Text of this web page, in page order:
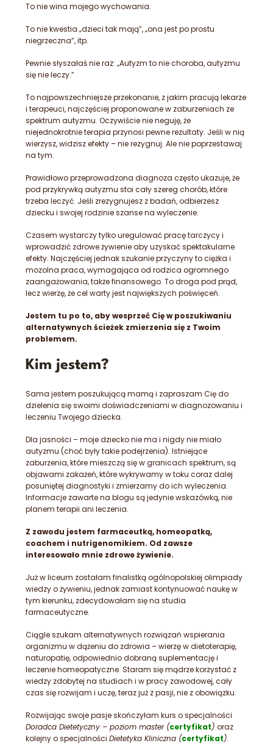
To nie wina mojego wychowania.
To nie kwestia „dzieci tak mają”, „ona jest po prostu
niegrzeczna”, itp.
Pewnie słyszałaś nie raz: „Autyzm to nie choroba, autyzmu
się nie leczy.”
To najpowszechniejsze przekonanie, z jakim pracują lekarze
i terapeuci, najczęściej proponowane w zaburzeniach ze
spektrum autyzmu. Oczywiście nie neguję, że
niejednokrotnie terapia przynosi pewne rezultaty. Jeśli w nią
wierzysz, widzisz efekty – nie rezygnuj. Ale nie poprzestawaj
na tym.
Prawidłowo przeprowadzona diagnoza często ukazuje, że
pod przykrywką autyzmu stoi cały szereg chorób, które
trzeba leczyć. Jeśli zrezygnujesz z badań, odbierzesz
dziecku i swojej rodzinie szanse na wyleczenie.
Czasem wystarczy tylko uregulować pracę tarczycy i
wprowadzić zdrowe żywienie aby uzyskać spektakularne
efekty. Najczęściej jednak szukanie przyczyny to ciężka i
mozolna praca, wymagająca od rodzica ogromnego
zaangażowania, także finansowego. To droga pod prąd,
lecz wierzę, że cel warty jest największych poświęceń.
Jestem tu po to, aby wesprzeć Cię w poszukiwaniu
alternatywnych ścieżek zmierzenia się z Twoim
problemem.
Kim jestem?
Sama jestem poszukującą mamą i zapraszam Cię do
dzielenia się swoimi doświadczeniami w diagnozowaniu i
leczeniu Twojego dziecka.
Dla jasności – moje dziecko nie ma i nigdy nie miało
autyzmu (choć były takie podejrzenia). Istniejące
zaburzenia, które mieszczą się w granicach spektrum, są
objawami zakażeń, które wykrywamy w toku coraz dalej
posuniętej diagnostyki i zmierzamy do ich wyleczenia.
Informacje zawarte na blogu są jedynie wskazówką, nie
planem terapii ani leczenia.
Z zawodu jestem farmaceutką, homeopatką,
coachem i nutrigenomikiem. Od zawsze
interesowało mnie zdrowe żywienie.
Już w liceum zostałam finalistką ogólnopolskiej olimpiady
wiedzy o żywieniu, jednak zamiast kontynuować naukę w
tym kierunku, zdecydowałam się na studia
farmaceutyczne.
Ciągle szukam alternatywnych rozwiązań wspierania
organizmu w dążeniu do zdrowia – wierzę w dietoterapię,
naturopatię, odpowiednio dobraną suplementację i
leczenie homeopatyczne. Staram się mądrze korzystać z
wiedzy zdobytej na studiach i w pracy zawodowej, cały
czas się rozwijam i uczę, teraz już z pasji, nie z obowiązku.
Rozwijając swoje pasje skończyłam kurs o specjalności
Doradca Dietetyczny – poziom master (certyfikat) oraz
kolejny o specjalności Dietetyka Kliniczna (certyfikat).